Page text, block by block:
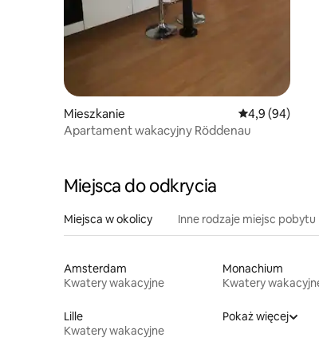
Mieszkanie Średnia
4,9 (94)
Apartament wakacyjny Röddenau
Miejsca do odkrycia
Miejsca w okolicy Inne rodzaje miejsc pobytu
Amsterdam
Kwatery wakacyjne
Monachium
Kwatery
Lille
Kwatery wakacyjne
Pokaż więcej